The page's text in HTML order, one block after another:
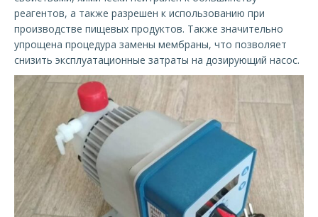
реагентов, а также разрешен к использованию при
производстве пищевых продуктов. Также значительно
упрощена процедура замены мембраны, что позволяет
снизить эксплуатационные затраты на дозирующий насос.